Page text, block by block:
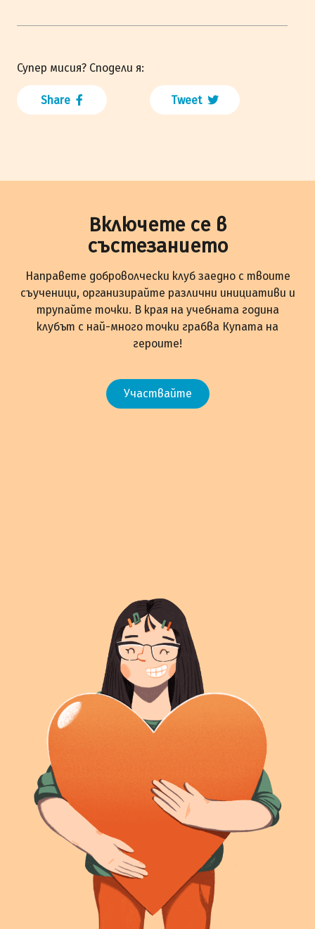
Супер мисия? Сподели я:
Share Tweet
Включете се в
състезанието
Направете доброволчески клуб заедно с твоите
съученици, организирайте различни инициативи и
трупайте точки. В края на учебната година
клубът с най-много точки грабва Купата на
героите!
Участвайте